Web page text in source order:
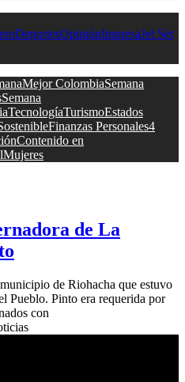
DeportesOpiniónImpresaJet Set
Mejor ColombiaSemana
Semana
TecnologíaTurismoEstados
Finanzas Personales4
Contenido en
Mujeres
de La
de Riohacha que estuvo
Pueblo. Pinto era requerida por
con